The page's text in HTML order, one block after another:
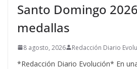
Santo Domingo
medallas
8 agosto, 2026 Redacción Diario
*Redacción Diario Evolución* En